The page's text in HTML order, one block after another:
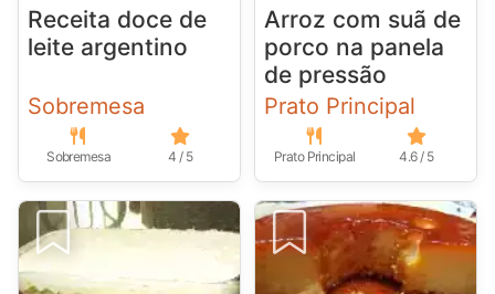
Receita doce de
leite argentino
Sobremesa
Sobremesa 4 / 5
Arroz com suã de
porco na panela
de pressão
Prato Principal
Prato Principal 4.6 / 5